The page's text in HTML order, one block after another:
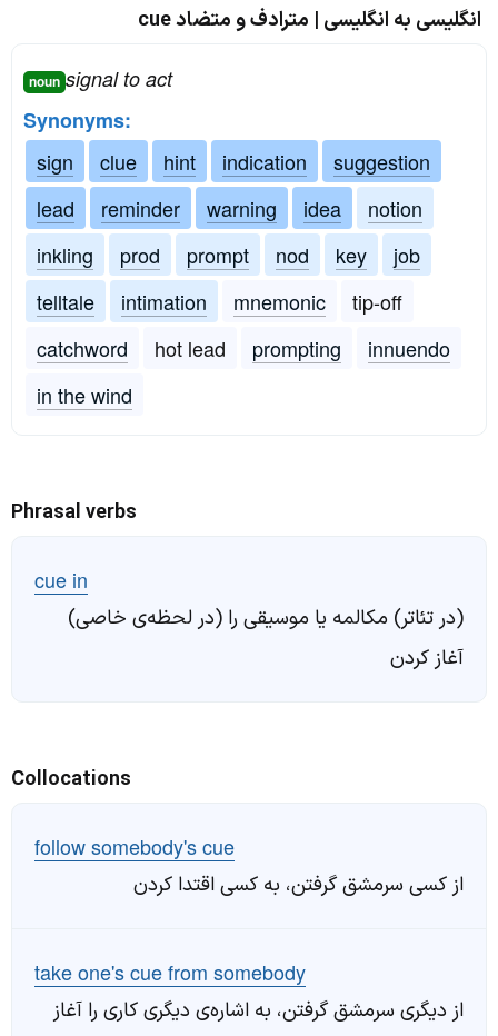
انگلیسی به انگلیسی | مترادف و متضاد cue
noun signal to act
Synonyms:
sign
clue hint indication
suggestion
lead
reminder warning idea
notion
inkling
prod prompt nod key
job
telltale
intimation mnemonic
tip-off
catchword
hot lead prompting
innuendo
in the wind
Phrasal verbs
cue in
(در تئاتر) مکالمه یا موسیقی را (در لحظه‌ی خاصی)
آغاز کردن
Collocations
follow somebody's cue
از کسی سرمشق گرفتن، به کسی اقتدا کردن
take one's cue from somebody
از دیگری سرمشق گرفتن، به اشاره‌ی دیگری کاری را آغاز